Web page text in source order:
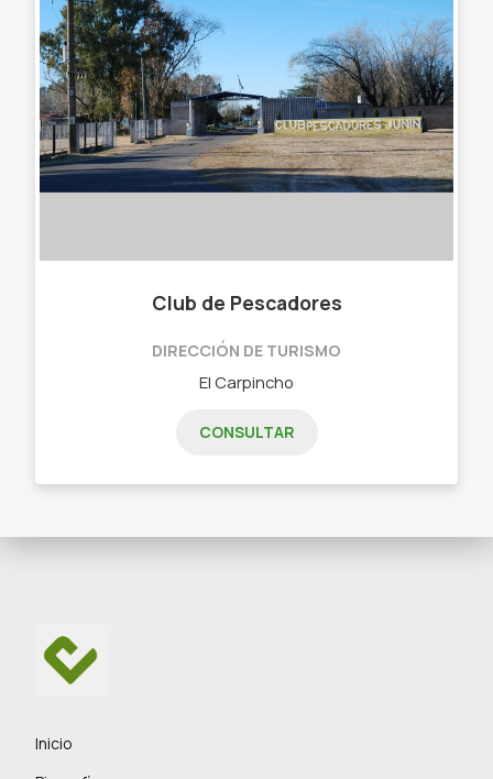
Club de Pescadores
DIRECCIÓN DE TURISMO
El Carpincho
CONSULTAR
Inicio